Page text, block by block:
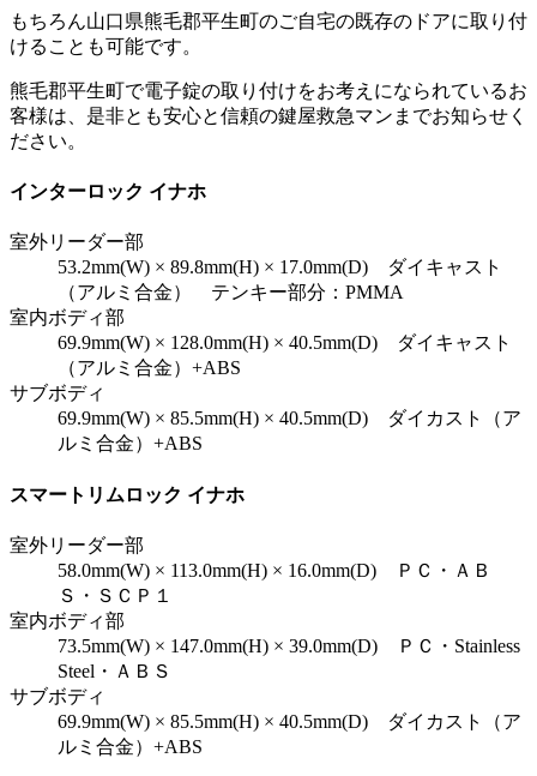
もちろん山口県熊毛郡平生町のご自宅の既存のドアに取り付
けることも可能です。
熊毛郡平生町で電子錠の取り付けをお考えになられているお
客様は、是非とも安心と信頼の鍵屋救急マンまでお知らせく
ださい。
インターロック イナホ
室外リーダー部
53.2mm(W) × 89.8mm(H) × 17.0mm(D) ダイキャスト
（アルミ合金） テンキー部分：PMMA
室内ボディ部
69.9mm(W) × 128.0mm(H) × 40.5mm(D) ダイキャスト
（アルミ合金）+ABS
サブボディ
69.9mm(W) × 85.5mm(H) × 40.5mm(D) ダイカスト（ア
ルミ合金）+ABS
スマートリムロック イナホ
室外リーダー部
58.0mm(W) × 113.0mm(H) × 16.0mm(D) ＰＣ・ＡＢ
Ｓ・ＳＣＰ１
室内ボディ部
73.5mm(W) × 147.0mm(H) × 39.0mm(D) ＰＣ・Stainless
Steel・ＡＢＳ
サブボディ
69.9mm(W) × 85.5mm(H) × 40.5mm(D) ダイカスト（ア
ルミ合金）+ABS